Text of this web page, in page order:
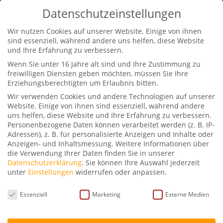
0170-2311441 info@petraschwarz.de
Petra Schwarz im
Gespräch mit Ellen
Mäder-Gutz
vonPetra Schwarz|Dez. 16, 2022|Podcast|4
Kommentare
Datenschutzeinstellungen
Wir nutzen Cookies auf unserer Website. Einige von ihnen
sind essenziell, während andere uns helfen, diese Website
und Ihre Erfahrung zu verbessern.
Wenn Sie unter 16 Jahre alt sind und Ihre Zustimmung zu
freiwilligen Diensten geben möchten, müssen Sie Ihre
Erziehungsberechtigten um Erlaubnis bitten.
Wir verwenden Cookies und andere Technologien auf unserer
Website. Einige von ihnen sind essenziell, während andere
uns helfen, diese Website und Ihre Erfahrung zu verbessern.
Personenbezogene Daten können verarbeitet werden (z. B. IP-
Adressen), z. B. für personalisierte Anzeigen und Inhalte oder
Anzeigen- und Inhaltsmessung. Weitere Informationen über
die Verwendung Ihrer Daten finden Sie in unserer
Datenschutzerklärung. Sie können Ihre Auswahl jederzeit
unter Einstellungen widerrufen oder anpassen.
Datenschutzeinstellungen
Essenziell Marketing Externe Medien